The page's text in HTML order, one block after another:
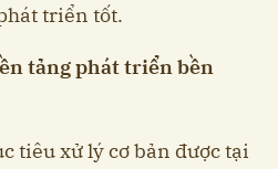
triển tốt.
tảng phát triển bền
tiêu xử lý cơ bản được tại